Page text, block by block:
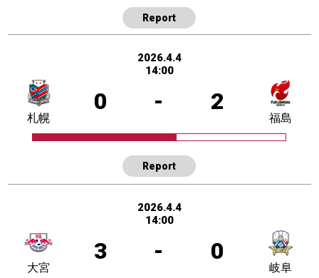
Report
2026.4.4
14:00
0 - 2
札幌 福島
Report
2026.4.4
14:00
3 - 0
大宮 岐阜